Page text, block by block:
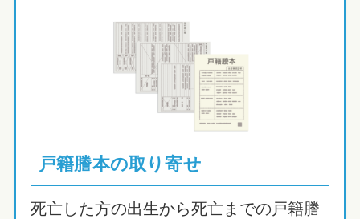
戸籍謄本の取り寄せ
死亡した方の出生から死亡までの戸籍謄